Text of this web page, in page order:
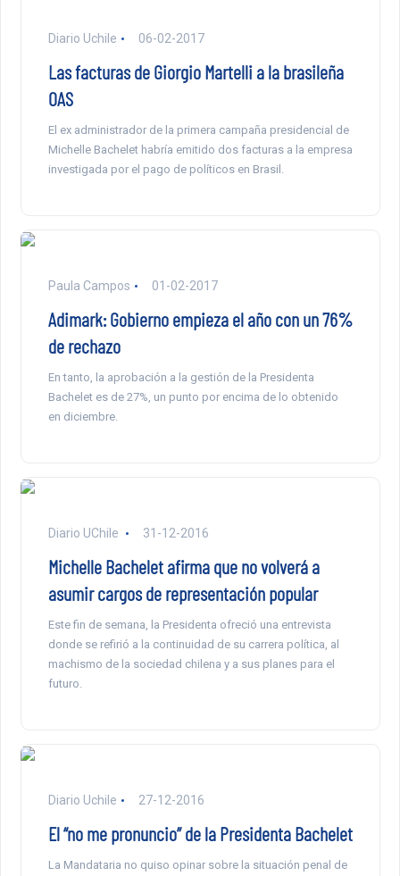
Diario Uchile 06-02-2017
Las facturas de Giorgio Martelli a la brasileña
OAS
El ex administrador de la primera campaña presidencial de
Michelle Bachelet habría emitido dos facturas a la empresa
investigada por el pago de políticos en Brasil.
Paula Campos 01-02-2017
Adimark: Gobierno empieza el año con un 76%
de rechazo
En tanto, la aprobación a la gestión de la Presidenta
Bachelet es de 27%, un punto por encima de lo obtenido
en diciembre.
Diario UChile 31-12-2016
Michelle Bachelet afirma que no volverá a
asumir cargos de representación popular
Este fin de semana, la Presidenta ofreció una entrevista
donde se refirió a la continuidad de su carrera política, al
machismo de la sociedad chilena y a sus planes para el
futuro.
Diario Uchile 27-12-2016
El “no me pronuncio” de la Presidenta Bachelet
La Mandataria no quiso opinar sobre la situación penal de